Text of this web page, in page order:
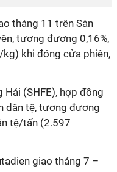
tháng 11 trên Sàn
tương đương 0,16%,
khi đóng cửa phiên,
Hải (SHFE), hợp đồng
dân tệ, tương đương
tệ/tấn (2.597
giao tháng 7 –